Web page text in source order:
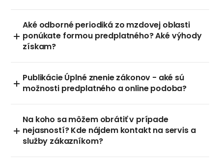
Aké odborné periodiká zo mzdovej oblasti
ponúkate formou predplatného? Aké výhody
získam?
Publikácie Úplné znenie zákonov - aké sú
možnosti predplatného a online podoba?
Na koho sa môžem obrátiť v prípade
nejasností? Kde nájdem kontakt na servis a
služby zákazníkom?